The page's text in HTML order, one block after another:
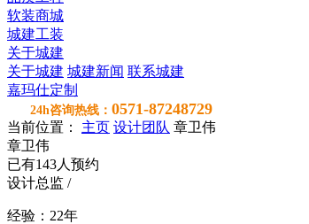
软装商城
城建工装
关于城建
关于城建 城建新闻 联系城建
嘉玛仕定制
24h咨询热线： 0571-87248729
当前位置： 主页 设计团队 章卫伟
章卫伟
已有143人预约
设计总监 /
经验： 22年